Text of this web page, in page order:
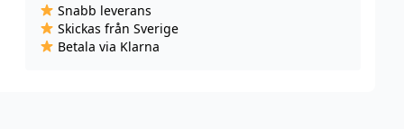
(10
ml)
Snabb leverans
Skickas från Sverige
Betala via Klarna